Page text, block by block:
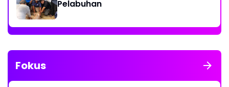
Pelabuhan
Fokus